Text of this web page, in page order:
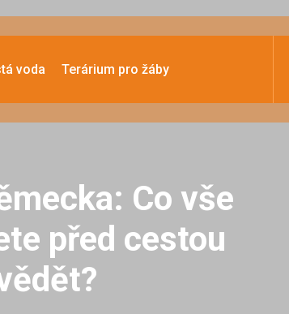
voda Terárium pro žáby
Co vše
před cestou